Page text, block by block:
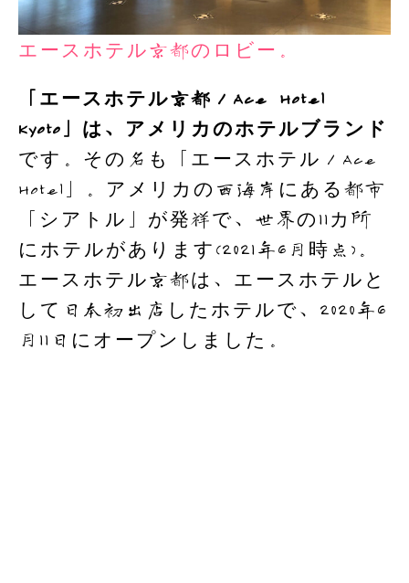
エースホテル京都のロビー。
「エースホテル京都／Ace Hotel
Kyoto」は、アメリカのホテルブランド
です。その名も「エースホテル／Ace
Hotel」。アメリカの西海岸にある都市
「シアトル」が発祥で、世界の11カ所
にホテルがあります(2021年6月時点)。
エースホテル京都は、エースホテルと
して日本初出店したホテルで、2020年6
月11日にオープンしました。